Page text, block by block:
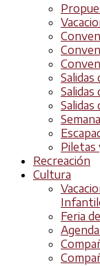
Salidas
Salidas
Piletas
Recreación
Cultura
Feria